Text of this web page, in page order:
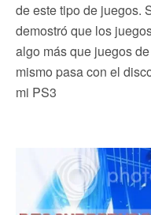
de este tipo de juegos.
demostró que los
algo más que juegos
mismo pasa con el
mi PS3